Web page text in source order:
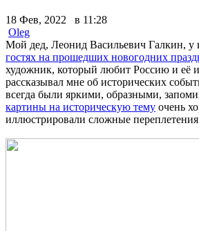
18 Фев, 2022 в 11:28
Oleg
Мой дед, Леонид Васильевич Галкин, у
гостях на прошедших новогодних
художник, который любит Россию и её
рассказывал мне об исторических
всегда были яркими, образными,
картины на историческую тему очень
иллюстрировали сложные